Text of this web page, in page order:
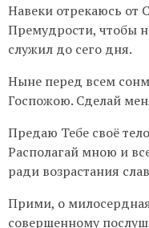
Навеки отрекаюсь от
Премудрости, чтобы
служил до сего дня.
Ныне перед всем
Госпожою. Сделай
Предаю Тебе своё
Располагай мною и
ради возрастания
Прими, о
совершенному